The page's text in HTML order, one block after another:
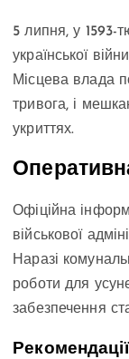
5 липня, у 1593-
української
Місцева влада
тривога, і
укриттях.
Офіційна
військової
Наразі
роботи для
забезпечення